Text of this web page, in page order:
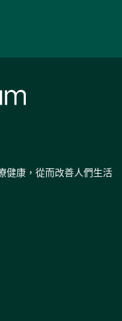
健康，從而改善人們生活